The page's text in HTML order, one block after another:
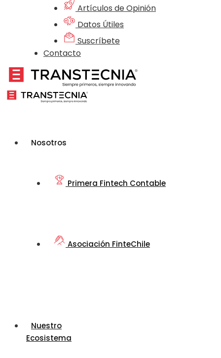
Artículos de Opinión
Datos Útiles
Suscríbete
Contacto
Nosotros
Primera Fintech Contable
Asociación FinteChile
Nuestro
Ecosistema